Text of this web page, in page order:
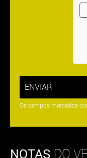
ENVIAR
Os campos marcados
NOTAS DO